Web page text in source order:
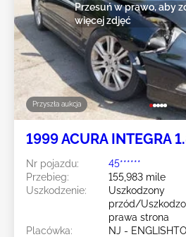
Przyszła aukcja
Przesuń w prawo, aby
więcej zdjęć
1999 ACURA INTEGRA
Nr pojazdu:
45******
Przebieg:
155,983 mile
Uszkodzenie:
Uszkodzony
przód/
prawa strona
Placówka:
NJ -